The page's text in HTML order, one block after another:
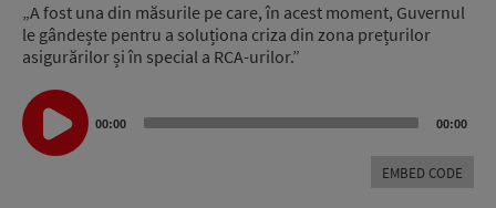
„A fost una din măsurile pe care, în acest moment, Guvernul
le gândește pentru a soluționa criza din zona prețurilor
asigurărilor și în special a RCA-urilor.”
Audio
Player
00:00 00:00
EMBED CODE